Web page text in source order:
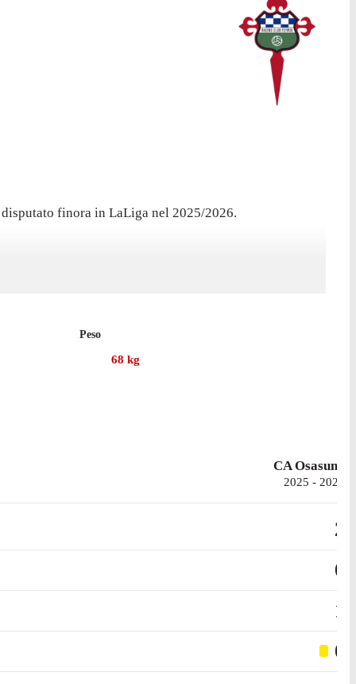
disputato finora in LaLiga nel 2025/2026.
a 19 anni e 3 giorni. Quella gara rimane l'unica per
Peso
68 kg
CA Osasuna
2025 - 2026
2
0
1
0